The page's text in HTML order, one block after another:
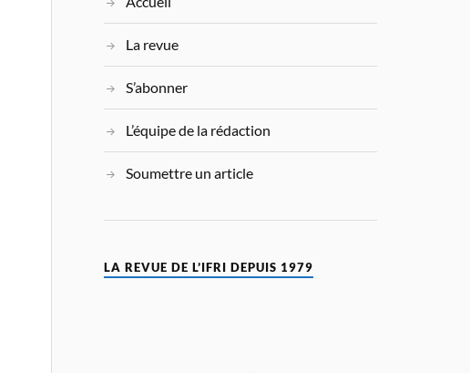
La revue
S’abonner
L’équipe de la rédaction
Soumettre un article
LA REVUE DE L’IFRI DEPUIS 1979